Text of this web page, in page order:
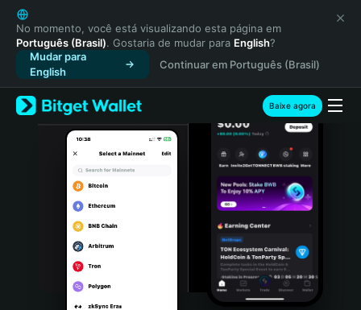
English
日本語
Tiếng Việt
Русский
Español (Latinoamérica)
Türkçe
Italiano
Português (Portugal)
Bahasa Indonesia
No momento, você está visualizando esta página em
Português (Brasil). Gostaria de mudar para English?
Mudar para
English
Continuar em Português (Brasil)
Baixe agora